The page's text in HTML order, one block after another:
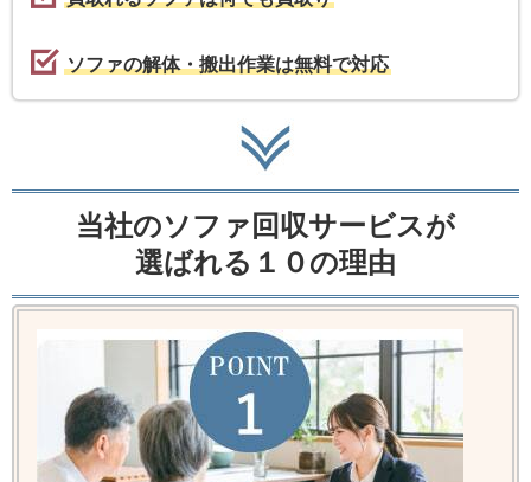
ソファの解体・搬出作業は無料で対応
当社のソファ回収サービスが
選ばれる１０の理由